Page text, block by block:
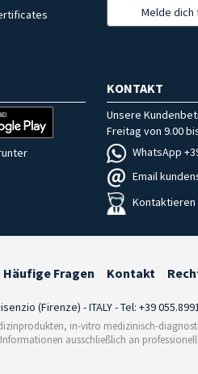
Melde dich
KONTAKT
Unsere
Freitag von 9.00
WhatsApp
Email
Häufige Fragen Kontakt
(Firenze) - ITALY - Tel: +39
in-vitro medizinisch-
ausschließlich an